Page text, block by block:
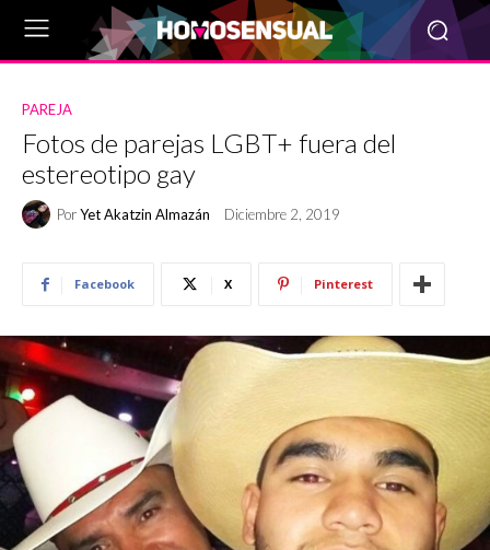
PAREJA
Fotos de parejas LGBT+ fuera del
estereotipo gay
PorYet Akatzin Almazán Diciembre 2, 2019
Facebook X Pinterest